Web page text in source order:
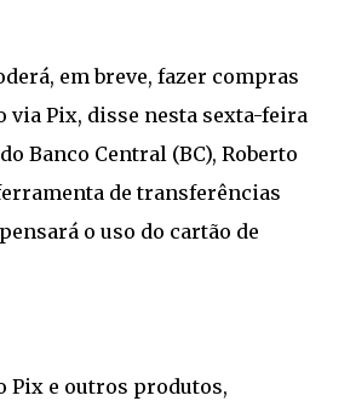
em breve, fazer compras
via Pix, disse nesta sexta-feira
Banco Central (BC), Roberto
de transferências
o uso do cartão de
Pix e outros produtos,